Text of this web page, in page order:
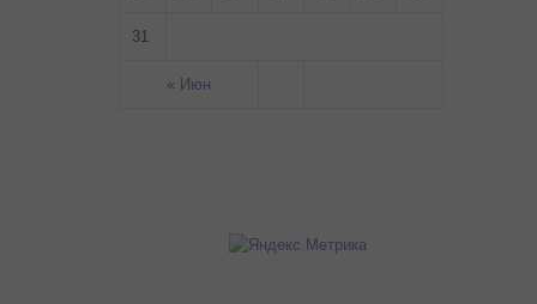
« Июн
31